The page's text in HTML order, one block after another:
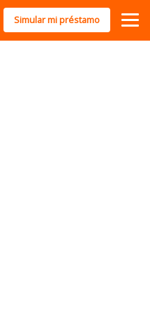
Simular mi préstamo